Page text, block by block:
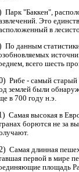
Парк "Баккен",
Это
в
По данным
всего шесть
Рибе - самый старый
землей были
в 700 году н.э.
Самая высокая в
борются не за
Самая длинная
первой в мире
площадь